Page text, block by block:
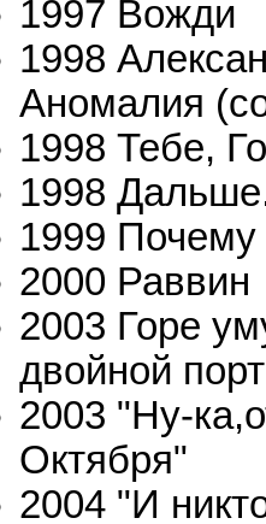
1997 Вожди
1998
Аномалия
1998 Тебе,
1998
1999
2000 Раввин
2003 Горе
двойной
2003 "Ну-
Октября"
2004 "И